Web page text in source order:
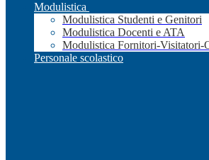
Modulistica
Modulistica Studenti e Genitori
Modulistica Docenti e ATA
Modulistica Fornitori-Visitatori-
Personale scolastico